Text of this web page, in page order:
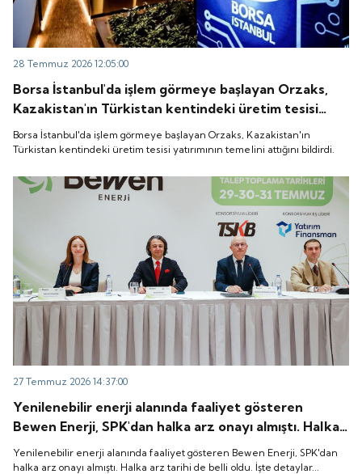
28 Temmuz 2026 12:05:00
Borsa İstanbul'da işlem görmeye başlayan Orzaks,
Kazakistan'ın Türkistan kentindeki üretim tesisi
yatırımının temelini attığını bildirdi.
Borsa İstanbul'da işlem görmeye başlayan Orzaks, Kazakistan'ın
Türkistan kentindeki üretim tesisi yatırımının temelini attığını bildirdi.
27 Temmuz 2026 14:37:00
Yenilenebilir enerji alanında faaliyet gösteren
Bewen Enerji, SPK'dan halka arz onayı almıştı. Halka
arz tarihi de belli oldu. İşte detaylar...
Yenilenebilir enerji alanında faaliyet gösteren Bewen Enerji, SPK'dan
halka arz onayı almıştı. Halka arz tarihi de belli oldu. İşte detaylar...